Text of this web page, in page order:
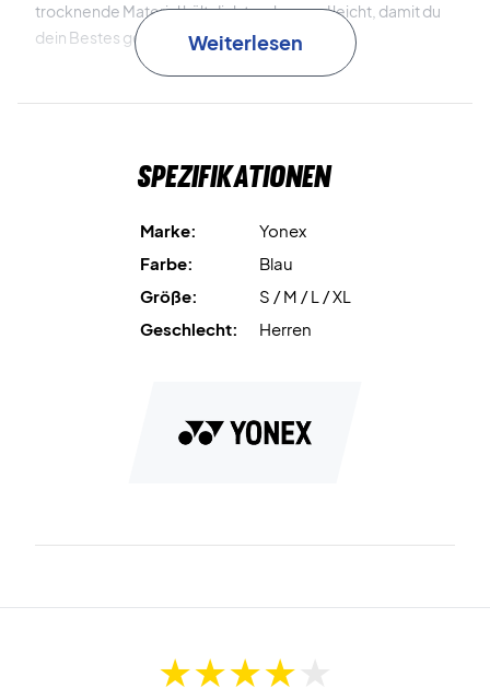
trocknende Material hält dich trocken und leicht, damit du
dein Bestes geben kannst.Weiterlesen
Spezifikationen
Marke:
Yonex
Farbe:
Blau
Größe:
S / M / L / XL
Geschlecht:
Herren